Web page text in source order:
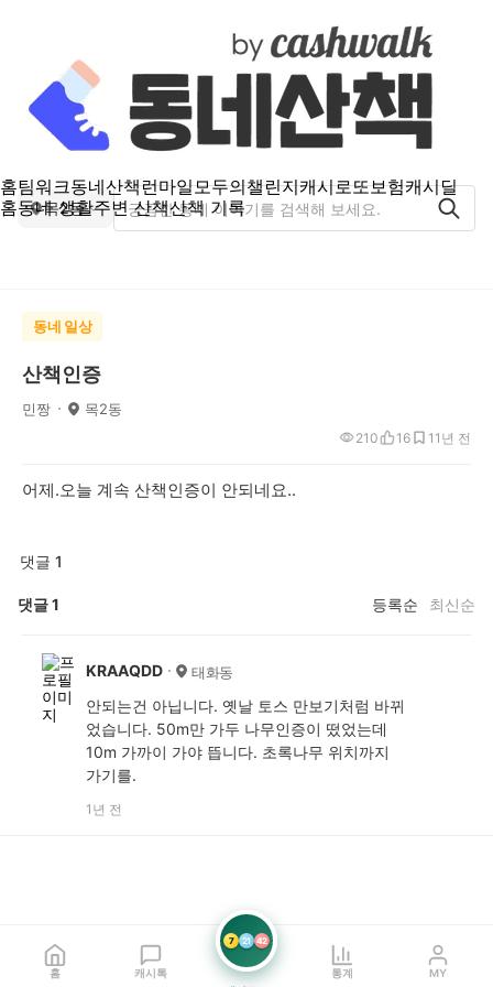
홈팀워크동네산책런마일모두의챌린지캐시로또보험캐시딜
홈동네 생활주변 산책산책 기록
목2동
동네 일상
산책인증
민짱 목2동
1년 전
210 16 1
어제.오늘 계속 산책인증이 안되네요..
댓글 1
댓글1 등록순 최신순
KRAAQDD 태화동
안되는건 아닙니다. 옛날 토스 만보기처럼 바뀌
었습니다. 50m만 가두 나무인증이 떴었는데
10m 가까이 가야 뜹니다. 초록나무 위치까지
가기를.
1년 전
홈 캐시톡
7 21 42
통계 MY